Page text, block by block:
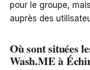
pour le groupe,
auprès des
Où sont situées
Wash.ME à